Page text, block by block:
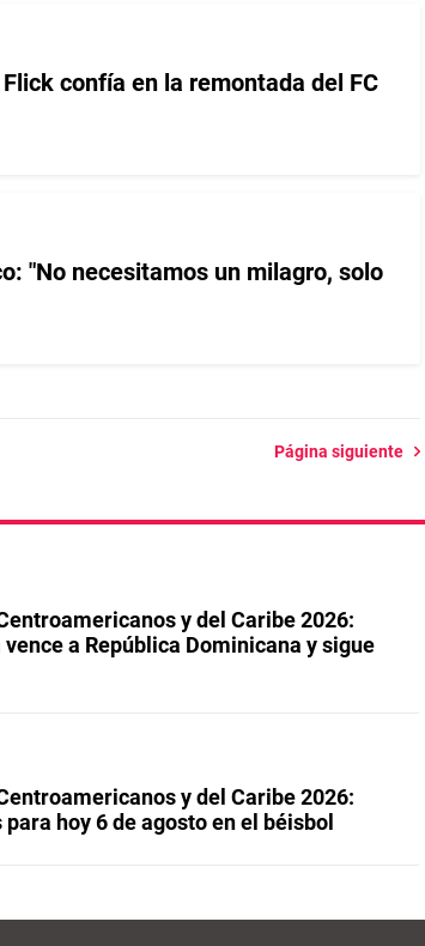
confía en la remontada del FC
"No necesitamos un milagro, solo
Página siguiente
y del Caribe 2026:
vence a República Dominicana y sigue
y del Caribe 2026:
hoy 6 de agosto en el béisbol